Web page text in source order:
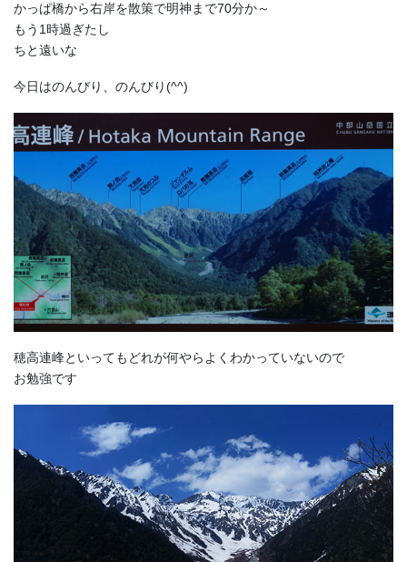
かっぱ橋から右岸を散策で明神まで70分か～
もう1時過ぎたし
ちと遠いな
今日はのんびり、のんびり(^^)
穂高連峰といってもどれが何やらよくわかっていないので
お勉強です